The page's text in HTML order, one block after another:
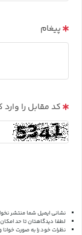
پیغام
کد مقابل را وارد
نشانی ایمیل شما منتشر
لطفا دیدگاهتان تا حد
نظرات خود را به صورت خوانا